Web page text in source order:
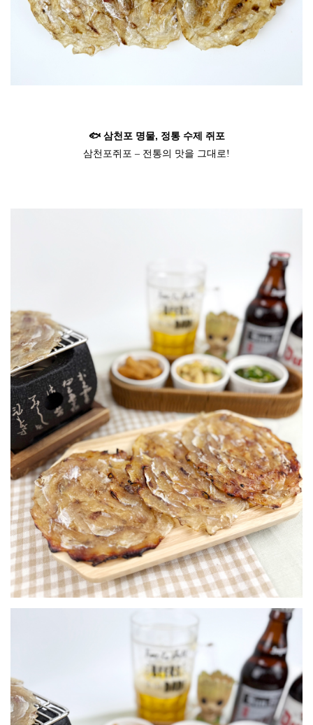
🐟 삼천포 명물, 정통 수제 쥐포
삼천포쥐포 – 전통의 맛을 그대로!